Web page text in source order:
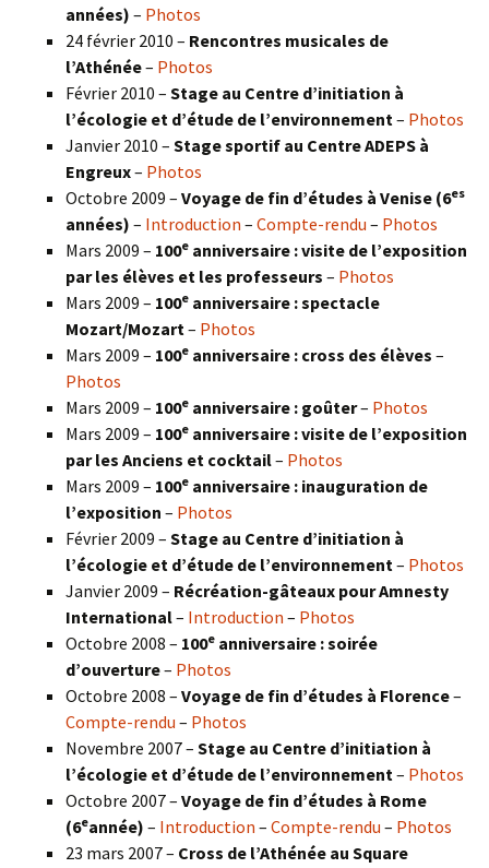
années) – Photos
24 février 2010 – Rencontres musicales de
l’Athénée– Photos
Février 2010 – Stage au Centre d’initiation à
l’écologie et d’étude de l’environnement – Photos
Janvier 2010 – Stage sportif au Centre ADEPS à
Engreux– Photos
Octobre 2009 – Voyage de fin d’études à Venise (6es
années) – Introduction – Compte-rendu – Photos
Mars 2009 – 100e anniversaire : visite de l’exposition
par les élèves et les professeurs – Photos
Mars 2009 – 100e anniversaire : spectacle
Mozart/Mozart – Photos
Mars 2009 – 100e anniversaire : cross des élèves –
Photos
Mars 2009 – 100e anniversaire : goûter– Photos
Mars 2009 – 100e anniversaire : visite de l’exposition
par les Anciens et cocktail– Photos
Mars 2009 – 100e anniversaire : inauguration de
l’exposition – Photos
Février 2009 – Stage au Centre d’initiation à
l’écologie et d’étude de l’environnement – Photos
Janvier 2009 – Récréation-gâteaux pour Amnesty
International– Introduction – Photos
Octobre 2008 – 100e anniversaire : soirée
d’ouverture– Photos
Octobre 2008 – Voyage de fin d’études à Florence–
Compte-rendu – Photos
Novembre 2007 – Stage au Centre d’initiation à
l’écologie et d’étude de l’environnement – Photos
Octobre 2007 – Voyage de fin d’études à Rome
(6eannée) – Introduction – Compte-rendu – Photos
23 mars 2007 – Cross de l’Athénée au Square